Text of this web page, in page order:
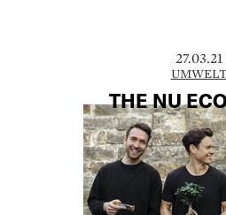
27.03.21
UMWELT
THE NU